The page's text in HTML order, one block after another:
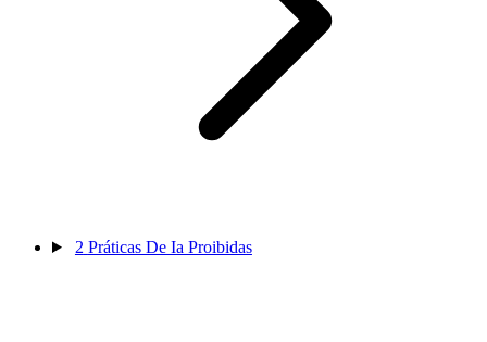
2 Práticas De Ia Proibidas